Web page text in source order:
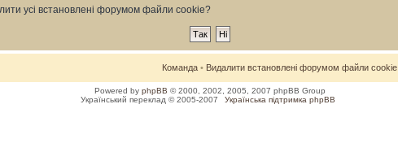
усі встановлені форумом файли cookie?
Команда • Видалити встановлені форумом файли cookie
Powered by phpBB © 2000, 2002, 2005, 2007 phpBB Group
Український переклад © 2005-2007
Українська підтримка phpBB